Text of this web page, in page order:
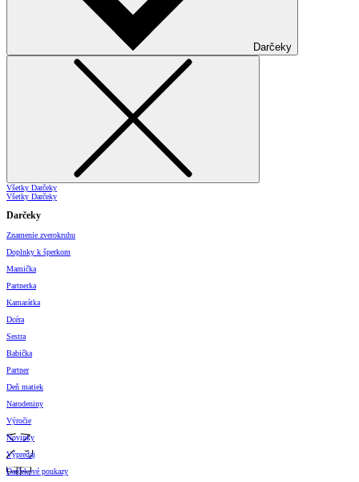
Darčeky
Všetky Darčeky
Všetky Darčeky
Darčeky
Znamenie zverokruhu
Doplnky k šperkom
Mamička
Partnerka
Kamarátka
Dcéra
Sestra
Babička
Partner
Deň matiek
Narodeniny
Výročie
Novinky
Výpredaj
Darčekové poukazy